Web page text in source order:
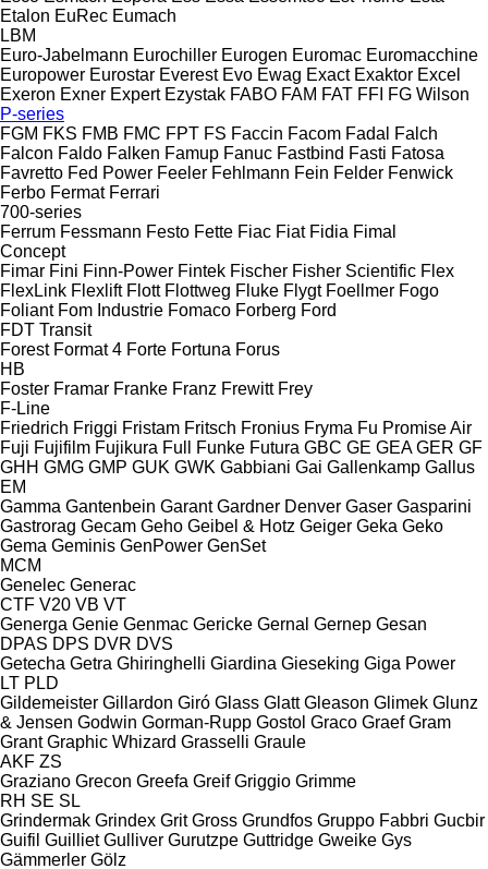
Etalon EuRec Eumach
LBM
Euro-Jabelmann Eurochiller Eurogen Euromac Euromacchine
Europower Eurostar Everest Evo Ewag Exact Exaktor Excel
Exeron Exner Expert Ezystak FABO FAM FAT FFI FG Wilson
P-series
FGM FKS FMB FMC FPT FS Faccin Facom Fadal
Falch
Falcon Faldo Falken Famup Fanuc Fastbind Fasti Fatosa
Favretto Fed Power Feeler Fehlmann Fein Felder Fenwick
Ferbo Fermat Ferrari
700-series
Ferrum Fessmann Festo Fette Fiac Fiat Fidia Fimal
Concept
Fimar Fini Finn-Power Fintek Fischer Fisher Scientific Flex
FlexLink Flexlift Flott Flottweg Fluke Flygt Foellmer Fogo
Foliant Fom Industrie Fomaco Forberg Ford
FDT Transit
Forest Format 4 Forte Fortuna Forus
HB
Foster Framar Franke Franz Frewitt Frey
F-Line
Friedrich Friggi Fristam Fritsch Fronius Fryma Fu Promise Air
Fuji Fujifilm Fujikura Full Funke Futura GBC GE GEA GER GF
GHH GMG GMP GUK GWK Gabbiani Gai Gallenkamp Gallus
EM
Gamma Gantenbein Garant Gardner Denver Gaser Gasparini
Gastrorag Gecam Geho Geibel & Hotz Geiger Geka Geko
Gema Geminis GenPower GenSet
MCM
Genelec Generac
CTF V20 VB VT
Generga Genie Genmac Gericke Gernal Gernep Gesan
DPAS DPS DVR DVS
Getecha Getra Ghiringhelli Giardina Gieseking Giga Power
LT PLD
Gildemeister Gillardon Giró Glass Glatt Gleason Glimek Glunz
& Jensen Godwin Gorman-Rupp Gostol Graco Graef Gram
Grant Graphic Whizard Grasselli Graule
AKF ZS
Graziano Grecon Greefa Greif Griggio Grimme
RH SE SL
Grindermak Grindex Grit Gross Grundfos Gruppo Fabbri Gucbir
Guifil Guilliet Gulliver Gurutzpe Guttridge Gweike Gys
Gämmerler Gölz